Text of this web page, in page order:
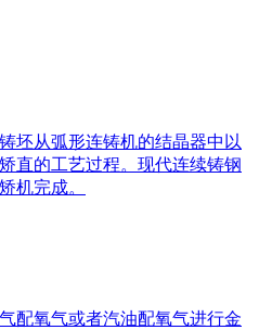
坯从弧形连铸机的结晶器中以
直的工艺过程。现代连续铸钢
机完成。
配氧气或者汽油配氧气进行金